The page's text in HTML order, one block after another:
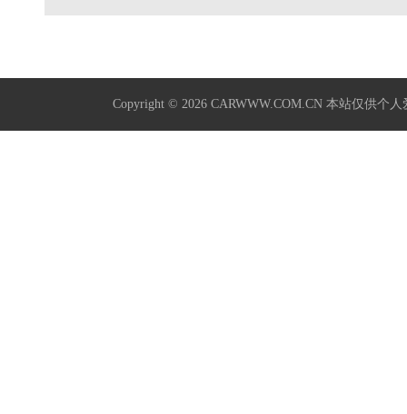
Copyright © 2026 CARWWW.COM.CN本站仅供个人